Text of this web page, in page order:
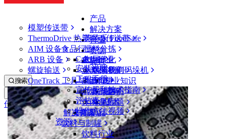
产品
模塑传送带
ThermoDrive 热塑驱动传送带
AIM 设备
ARB 设备
螺旋输送
OneTrack 工具与组件
解决方案
英特乐 FoodSafe
批料分拣
布局优化
从包装机到码垛机
专业知识
服务
技术
解决方案
行业
食品行业
禽肉行业
鱼类和海鲜
果蔬行业
烘焙行业
休闲食品
乳制品
饮料与制罐
饮料行业
资源
CalcLab
安装说明
工程手册
宣传册和技术指南
评估表
操作方法视频
资源
支持
联系我们
保证
政策声明
常见问题
支持
搜索
打开菜单
传送带查找器
传送带查找器
模塑传送带